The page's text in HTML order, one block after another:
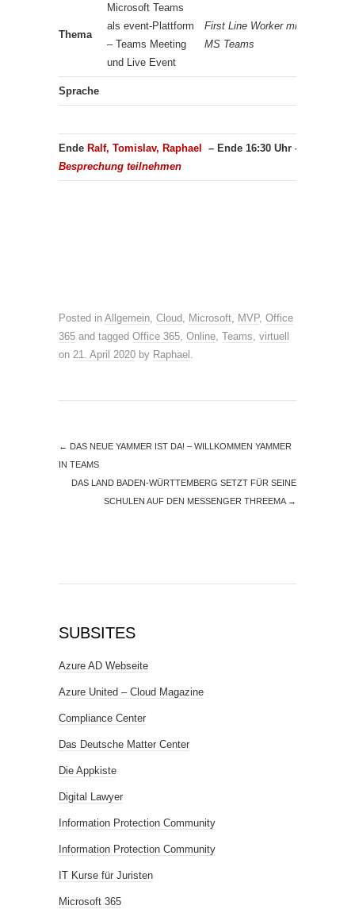
Thema
Microsoft Teams
als event-Plattform
– Teams Meeting
und Live Event
First Line Worker mit
MS Teams
Sprache
Ende Ralf, Tomislav, Raphael – Ende 16:30 Uhr –
Besprechung teilnehmen
Posted in Allgemein, Cloud, Microsoft, MVP, Office
365 and tagged Office 365, Online, Teams, virtuell
on 21. April 2020 by Raphael .
← DAS NEUE YAMMER IST DA! – WILLKOMMEN YAMMER
IN TEAMS
DAS LAND BADEN-WÜRTTEMBERG SETZT FÜR SEINE
SCHULEN AUF DEN MESSENGER THREEMA →
SUBSITES
Azure AD Webseite
Azure United – Cloud Magazine
Compliance Center
Das Deutsche Matter Center
Die Appkiste
Digital Lawyer
Information Protection Community
Information Protection Community
IT Kurse für Juristen
Microsoft 365